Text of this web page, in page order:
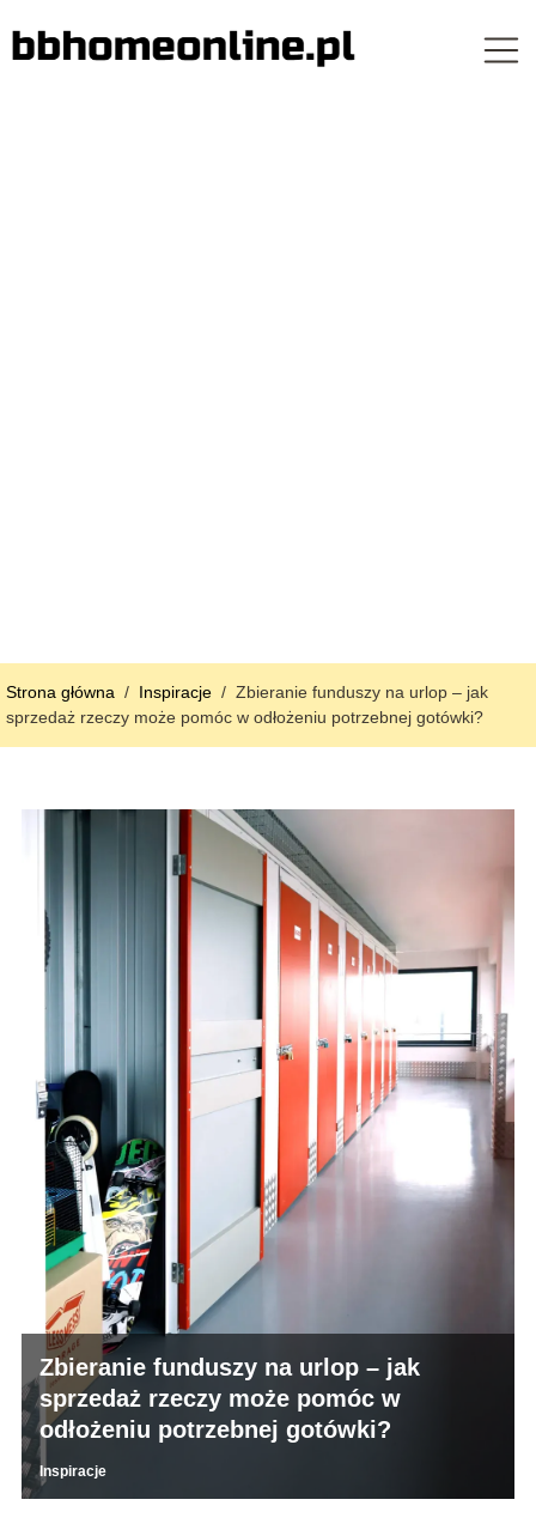
Strona główna / Inspiracje / Zbieranie funduszy na urlop – jak
sprzedaż rzeczy może pomóc w odłożeniu potrzebnej gotówki?
Zbieranie funduszy na urlop – jak
sprzedaż rzeczy może pomóc w
odłożeniu potrzebnej gotówki?
Inspiracje